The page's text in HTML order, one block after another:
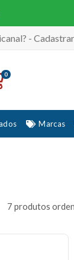
- Cadastrar
0
Marcas
7 produtos